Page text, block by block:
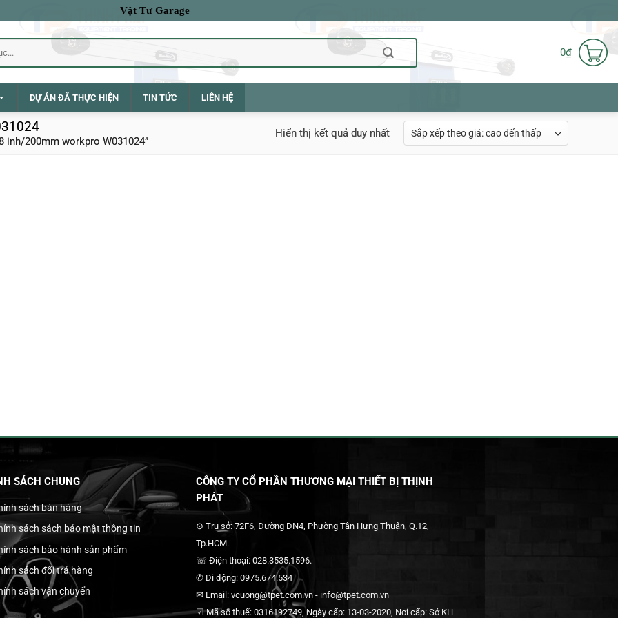
Vật Tư Garage
0₫
DỰ ÁN ĐÃ THỰC HIỆN TIN TỨC LIÊN HỆ
inh/200mm workpro W031024”
Hiển thị kết quả duy nhất
SÁCH CHUNG
sách bán hàng
sách sách bảo mật thông tin
sách bảo hành sản phẩm
sách đổi trả hàng
sách vận chuyển
CÔNG TY CỔ PHẦN THƯƠNG MẠI THIẾT BỊ THỊNH
PHÁT
⊙ Trụ sở: 72F6, Đường DN4, Phường Tân Hưng Thuận, Q.12,
Tp.HCM.
☏ Điện thoại: 028.3535.1596.
✆ Di động: 0975.674.534
✉ Email: vcuong@tpet.com.vn - info@tpet.com.vn
☑ Mã số thuế: 0316192749, Ngày cấp: 13-03-2020, Nơi cấp: Sở KH